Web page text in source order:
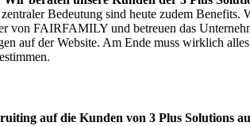
Bedeutung sind heute zudem
von FAIRFAMILY und betreuen das
auf der Website. Am Ende muss wirklich
auf die Kunden von 3 Plus Solutions